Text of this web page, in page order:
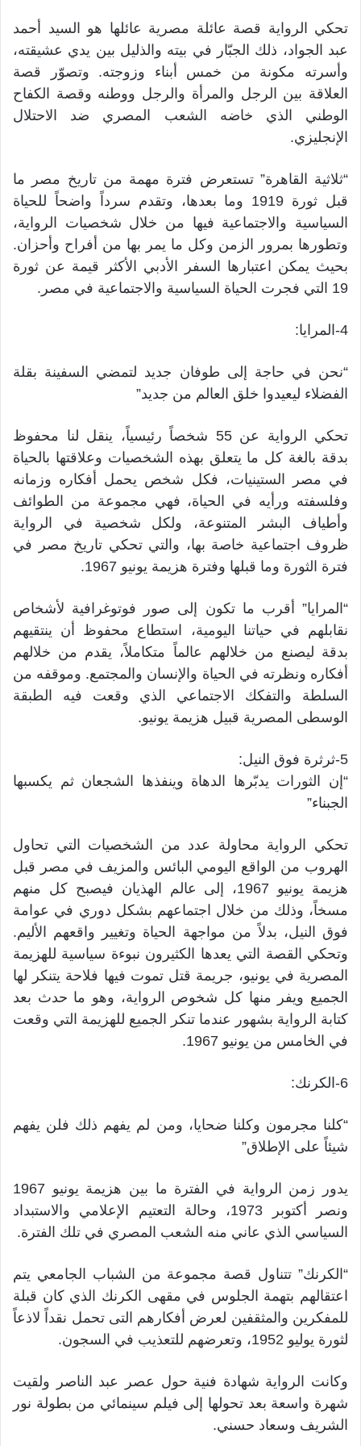
تحكي الرواية قصة عائلة مصرية عائلها هو السيد أحمد
عبد الجواد، ذلك الجبّار في بيته والذليل بين يدي عشيقته،
وأسرته مكونة من خمس أبناء وزوجته. وتصوّر قصة
العلاقة بين الرجل والمرأة والرجل ووطنه وقصة الكفاح
الوطني الذي خاضه الشعب المصري ضد الاحتلال
الإنجليزي.
“ثلاثية القاهرة” تستعرض فترة مهمة من تاريخ مصر ما
قبل ثورة 1919 وما بعدها، وتقدم سرداً واضحاً للحياة
السياسية والاجتماعية فيها من خلال شخصيات الرواية،
وتطورها بمرور الزمن وكل ما يمر بها من أفراح وأحزان.
بحيث يمكن اعتبارها السفر الأدبي الأكثر قيمة عن ثورة
19 التي فجرت الحياة السياسية والاجتماعية في مصر.
4-المرايا:
“نحن في حاجة إلى طوفان جديد لتمضي السفينة بقلة
الفضلاء ليعيدوا خلق العالم من جديد”
تحكي الرواية عن 55 شخصاً رئيسياً، ينقل لنا محفوظ
بدقة بالغة كل ما يتعلق بهذه الشخصيات وعلاقتها بالحياة
في مصر الستينيات، فكل شخص يحمل أفكاره وزمانه
وفلسفته ورأيه في الحياة، فهي مجموعة من الطوائف
وأطياف البشر المتنوعة، ولكل شخصية في الرواية
ظروف اجتماعية خاصة بها، والتي تحكي تاريخ مصر في
فترة الثورة وما قبلها وفترة هزيمة يونيو 1967.
“المرايا” أقرب ما تكون إلى صور فوتوغرافية لأشخاص
نقابلهم في حياتنا اليومية، استطاع محفوظ أن ينتقيهم
بدقة ليصنع من خلالهم عالماً متكاملاً، يقدم من خلالهم
أفكاره ونظرته في الحياة والإنسان والمجتمع. وموقفه من
السلطة والتفكك الاجتماعي الذي وقعت فيه الطبقة
الوسطى المصرية قبيل هزيمة يونيو.
5-ثرثرة فوق النيل:
“إن الثورات يدبّرها الدهاة وينفذها الشجعان ثم يكسبها
الجبناء”
تحكي الرواية محاولة عدد من الشخصيات التي تحاول
الهروب من الواقع اليومي البائس والمزيف في مصر قبل
هزيمة يونيو 1967، إلى عالم الهذيان فيصبح كل منهم
مسخاً، وذلك من خلال اجتماعهم بشكل دوري في عوامة
فوق النيل، بدلاً من مواجهة الحياة وتغيير واقعهم الأليم.
وتحكي القصة التي يعدها الكثيرون نبوءة سياسية للهزيمة
المصرية في يونيو، جريمة قتل تموت فيها فلاحة يتنكر لها
الجميع ويفر منها كل شخوص الرواية، وهو ما حدث بعد
كتابة الرواية بشهور عندما تنكر الجميع للهزيمة التي وقعت
في الخامس من يونيو 1967.
6-الكرنك:
“كلنا مجرمون وكلنا ضحايا، ومن لم يفهم ذلك فلن يفهم
شيئاً على الإطلاق”
يدور زمن الرواية في الفترة ما بين هزيمة يونيو 1967
ونصر أكتوبر 1973، وحالة التعتيم الإعلامي والاستبداد
السياسي الذي عاني منه الشعب المصري في تلك الفترة.
“الكرنك” تتناول قصة مجموعة من الشباب الجامعي يتم
اعتقالهم بتهمة الجلوس في مقهى الكرنك الذي كان قبلة
للمفكرين والمثقفين لعرض أفكارهم التى تحمل نقداً لاذعاً
لثورة يوليو 1952، وتعرضهم للتعذيب في السجون.
وكانت الرواية شهادة فنية حول عصر عبد الناصر ولقيت
شهرة واسعة بعد تحولها إلى فيلم سينمائي من بطولة نور
الشريف وسعاد حسني.